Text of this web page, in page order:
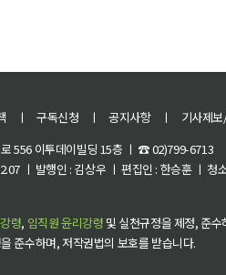
ㅣ 구독신청 ㅣ 공지사항 ㅣ 기사제
556 이투데이빌딩 15층 ㅣ ☎ 02)799-6713
ㅣ 발행인 : 김상우 ㅣ 편집인 : 한승훈 ㅣ 청
령, 임직원 윤리강령 및 실천규정을 제정, 준
준수하며, 저작권법의 보호를 받습니다.